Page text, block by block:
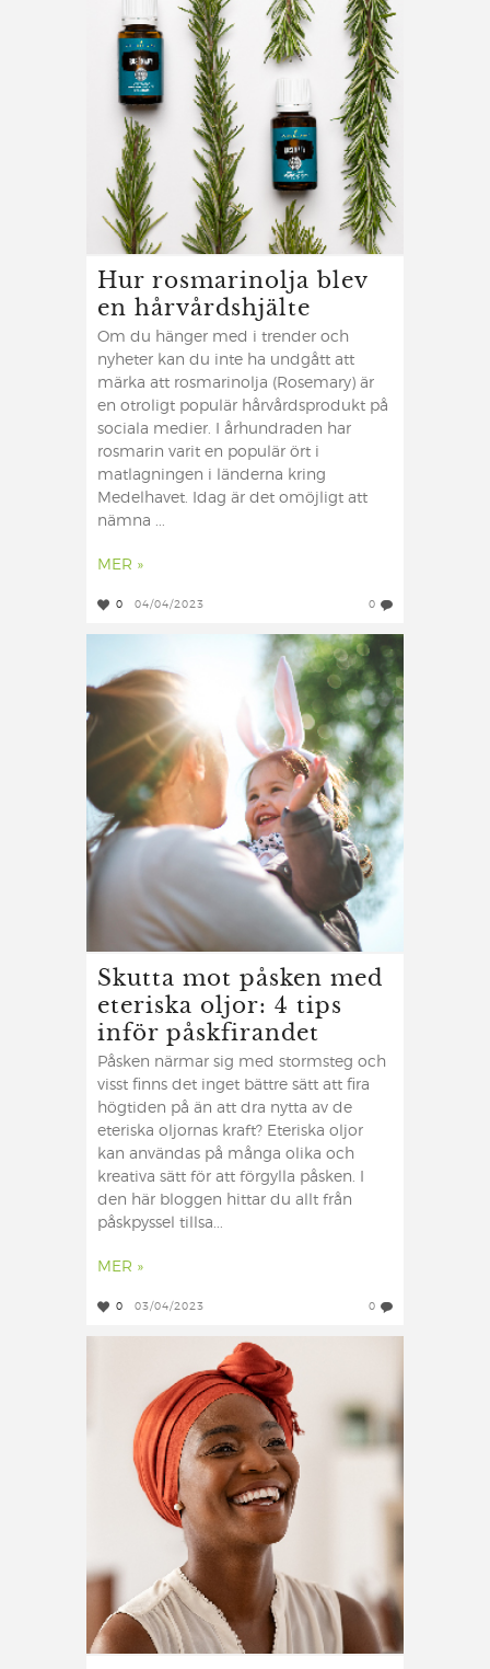
Hur rosmarinolja blev
en hårvårdshjälte
Om du hänger med i trender och
nyheter kan du inte ha undgått att
märka att rosmarinolja (Rosemary) är
en otroligt populär hårvårdsprodukt på
sociala medier. I århundraden har
rosmarin varit en populär ört i
matlagningen i länderna kring
Medelhavet. Idag är det omöjligt att
nämna ...
MER »
0 04/04/2023 0
Skutta mot påsken med
eteriska oljor: 4 tips
inför påskfirandet
Påsken närmar sig med stormsteg och
visst finns det inget bättre sätt att fira
högtiden på än att dra nytta av de
eteriska oljornas kraft? Eteriska oljor
kan användas på många olika och
kreativa sätt för att förgylla påsken. I
den här bloggen hittar du allt från
påskpyssel tillsa...
MER »
0 03/04/2023 0